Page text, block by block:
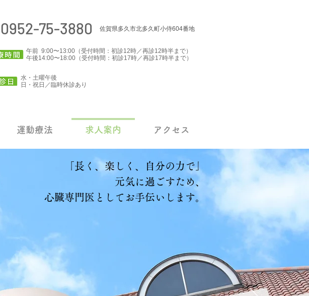
0952-75-3880 佐賀県多久市北多久町小侍604番地
午前 9:00〜13:00（受付時間：初診12時／再診12時半まで）
午後14:00〜18:00（受付時間：初診17時／再診17時半まで）
水・土曜午後
​日・祝日／臨時休診あり
運動療法 求人案内 アクセス
「長く、楽しく、自分の力で」
元気に過ごすため、
心臓専門医としてお手伝いします。